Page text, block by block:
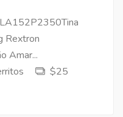
Rextron
Amar...
$25